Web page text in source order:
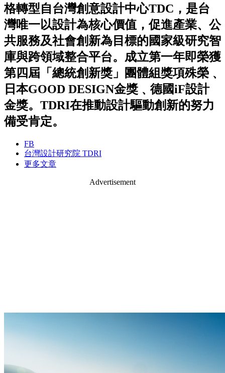
格轉型自台灣創意設計中心TDC，是台
灣唯一以設計為核心價值，促進產業、公
共服務及社會創新為目標的國家級研究智
庫與跨領域整合平台。成立第一年即榮獲
第四屆「總統創新獎」團體組獎項殊榮﹑
日本GOOD DESIGN金獎﹑德國iF設計
金獎。TDRI在推動設計驅動創新的努力
備受肯定。
FB
台灣設計研究院 TDRI
更多文章
Advertisement